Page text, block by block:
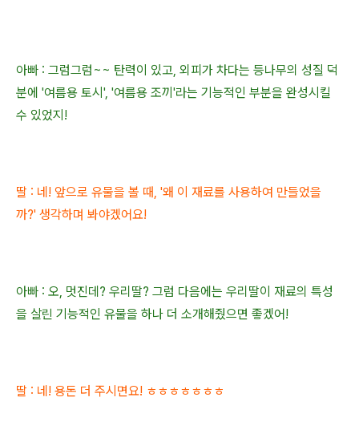
아빠 : 그럼그럼~~ 탄력이 있고, 외피가 차다는 등나무의 성질 덕
분에 '여름용 토시', '여름용 조끼'라는 기능적인 부분을 완성시킬
수 있었지!
딸 : 네! 앞으로 유물을 볼 때, '왜 이 재료를 사용하여 만들었을
까?' 생각하며 봐야겠어요!
아빠 : 오, 멋진데? 우리딸? 그럼 다음에는 우리딸이 재료의 특성
을 살린 기능적인 유물을 하나 더 소개해줬으면 좋겠어!
딸 : 네! 용돈 더 주시면요! ㅎㅎㅎㅎㅎㅎㅎ